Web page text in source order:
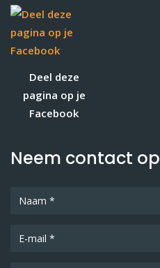
Deel deze
pagina op je
Facebook
Neem contact op